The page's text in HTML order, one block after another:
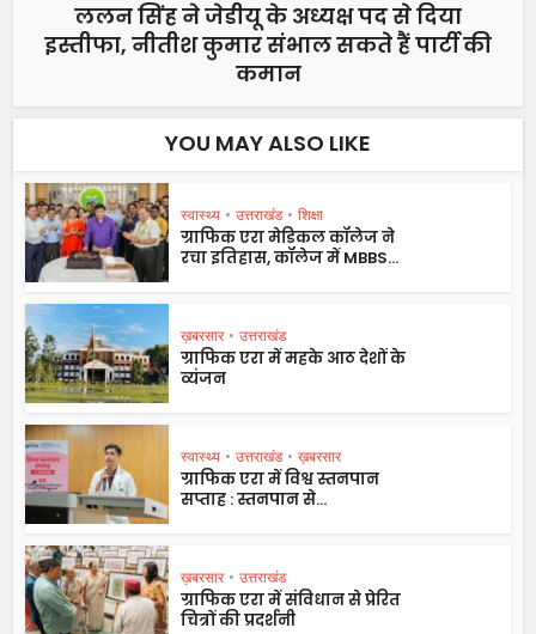
ललन सिंह ने जेडीयू के अध्यक्ष पद से दिया
इस्तीफा, नीतीश कुमार संभाल सकते हैं पार्टी की
कमान
YOU MAY ALSO LIKE
स्वास्थ्य • उत्तराखंड • शिक्षा
ग्राफिक एरा मेडिकल कॉलेज ने
रचा इतिहास, कॉलेज में MBBS...
ख़बरसार • उत्तराखंड
ग्राफिक एरा में महके आठ देशों के
व्यंजन
स्वास्थ्य • उत्तराखंड • ख़बरसार
ग्राफिक एरा में विश्व स्तनपान
सप्ताह : स्तनपान से...
ख़बरसार • उत्तराखंड
ग्राफिक एरा में संविधान से प्रेरित
चित्रों की प्रदर्शनी